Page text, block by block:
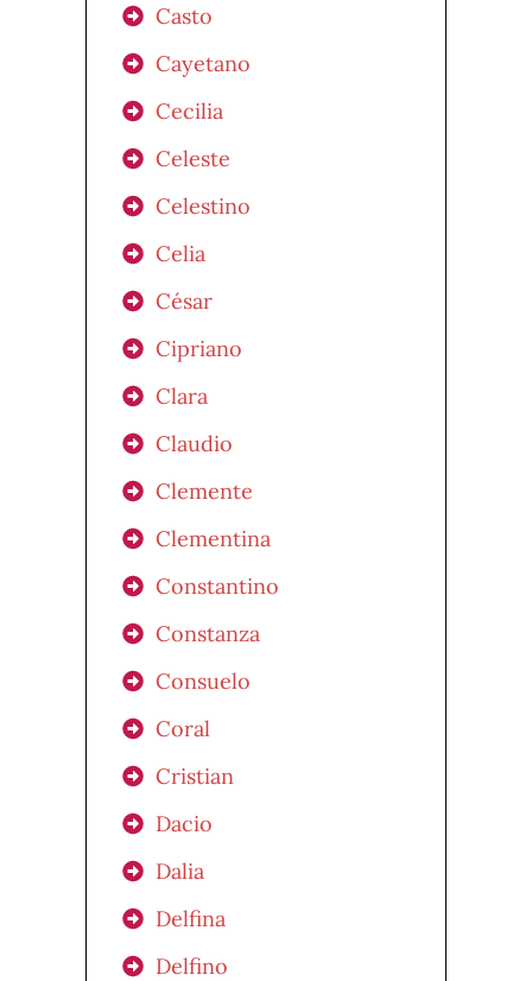
Casto
Cayetano
Cecilia
Celeste
Celestino
Celia
César
Cipriano
Clara
Claudio
Clemente
Clementina
Constantino
Constanza
Consuelo
Coral
Cristian
Dacio
Dalia
Delfina
Delfino